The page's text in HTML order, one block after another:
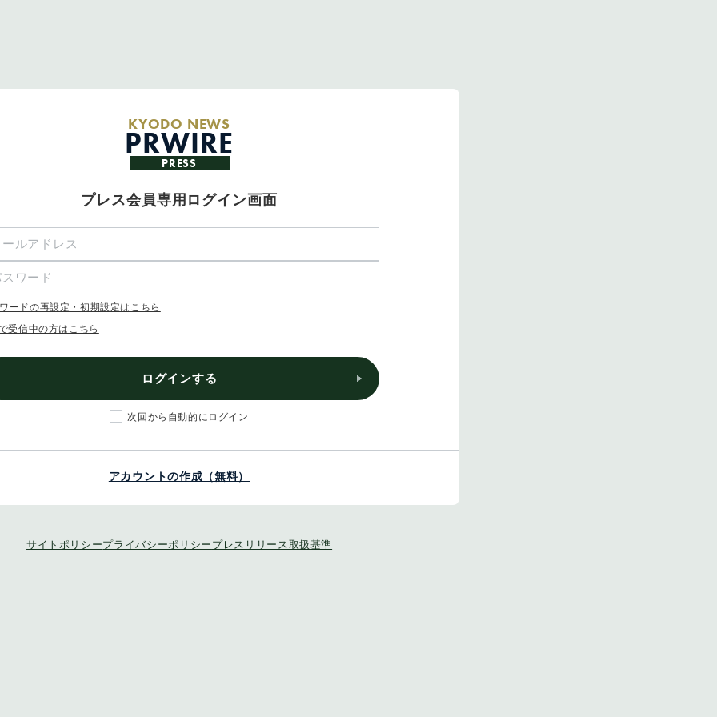
KYODO NEWS
PRWIRE
PRESS
プレス会員専用ログイン画面
ードの再設定・初期設定はこちら
受信中の方はこちら
ログインする
次回から自動的にログイン
アカウントの作成（無料）
サイトポリシープライバシーポリシー プレスリリース取扱基準